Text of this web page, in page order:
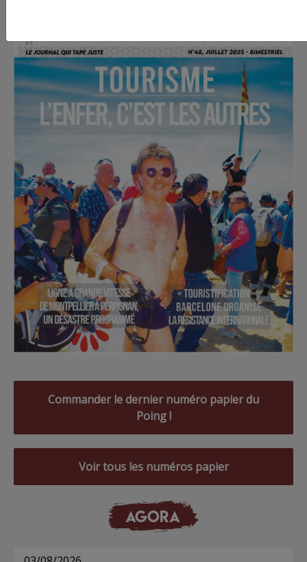
Commander le dernier numéro papier du
Poing !
Voir tous les numéros papier
AGORA